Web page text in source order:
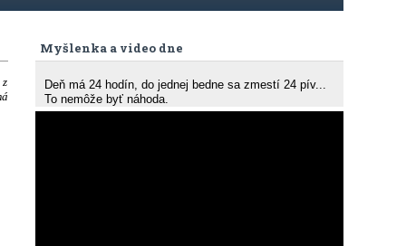
Myšlenka a video dne
Deň má 24 hodín, do jednej bedne sa zmestí 24 pív...
To nemôže byť náhoda.